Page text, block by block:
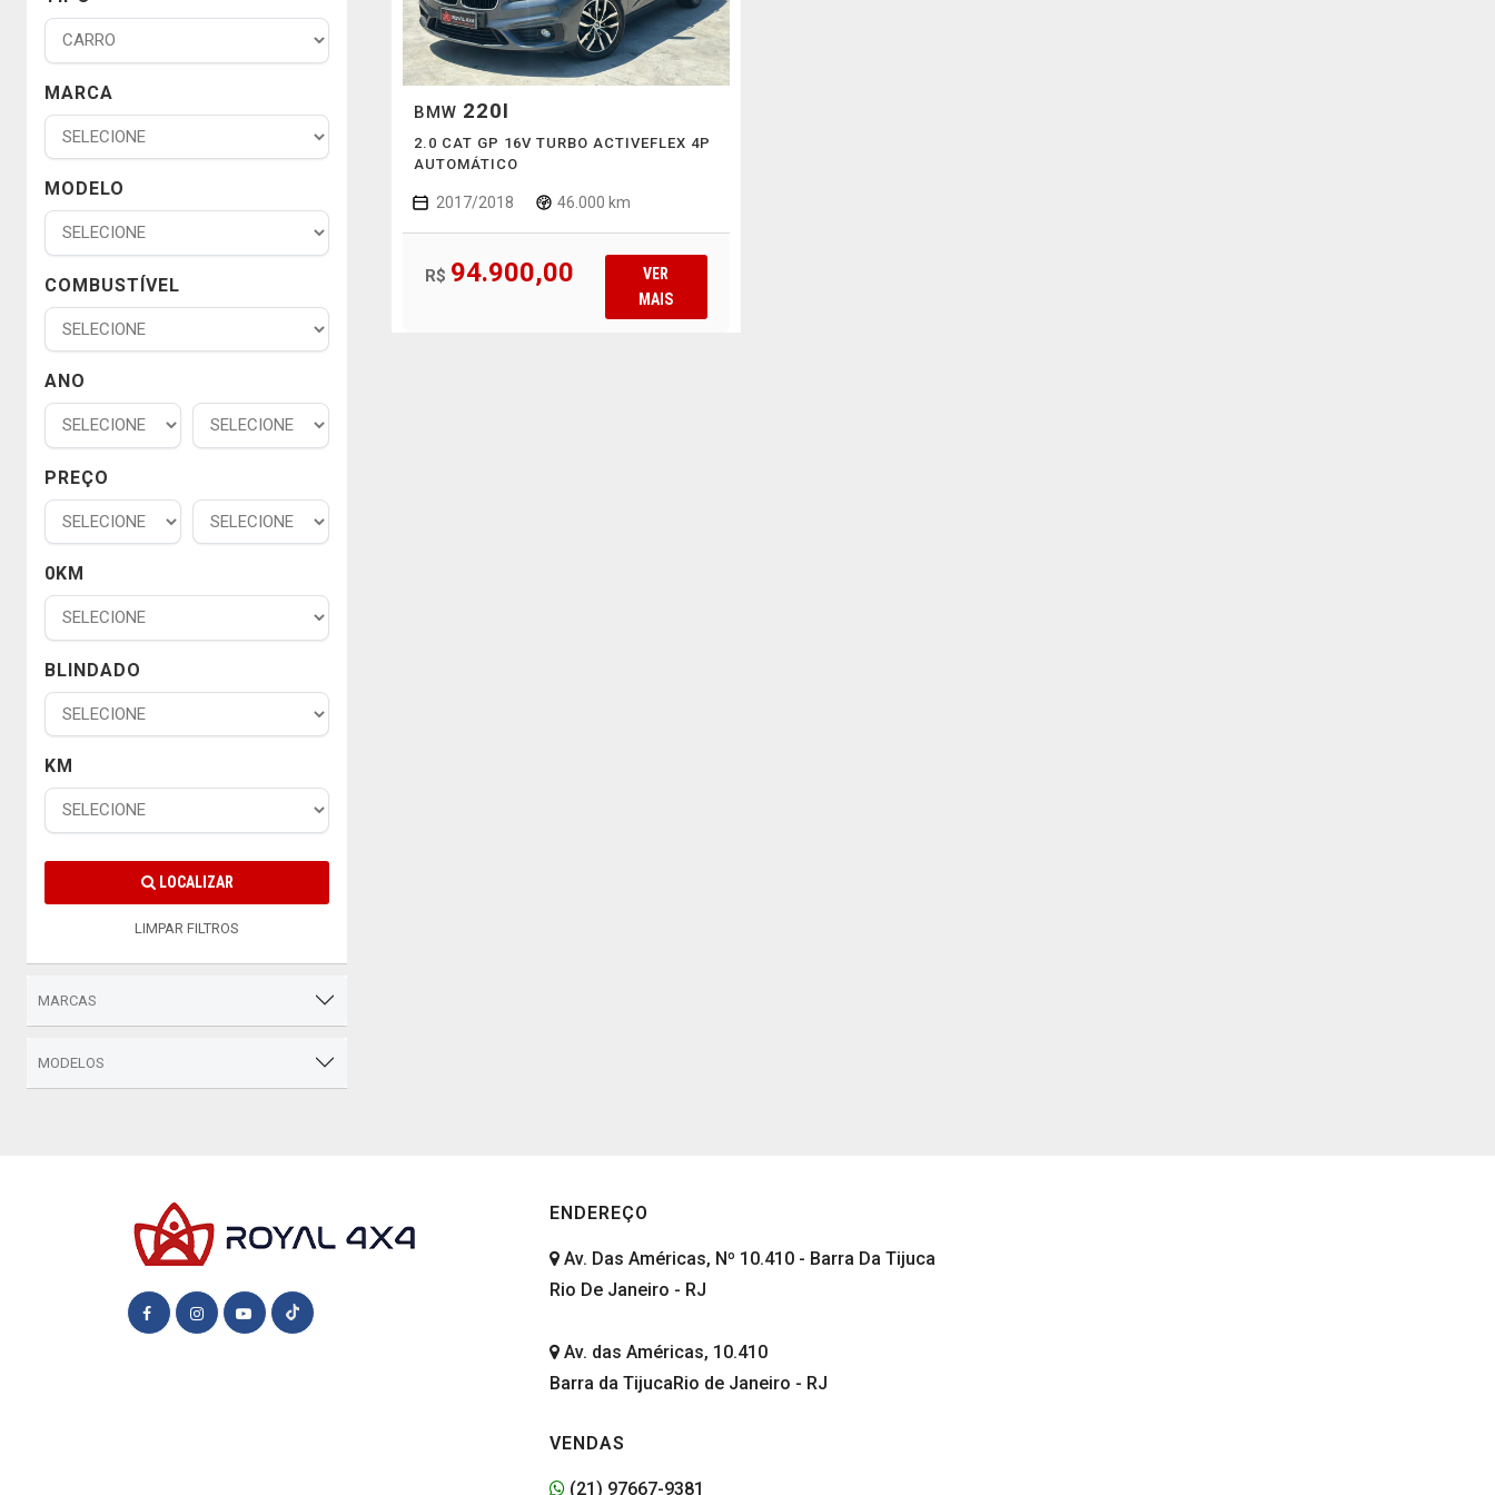
MARCA
MODELO
COMBUSTÍVEL
ANO
PREÇO
0KM
BLINDADO
KM
LOCALIZAR
LIMPAR FILTROS
MARCAS
MODELOS
BMW 220I
2.0 CAT GP 16V TURBO ACTIVEFLEX 4P
AUTOMÁTICO
2017/2018 46.000 km
R$ 94.900,00
VER
MAIS
ENDEREÇO
Av. Das Américas, Nº 10.410 - Barra Da Tijuca
Rio De Janeiro - RJ
Av. das Américas, 10.410
Barra da TijucaRio de Janeiro - RJ
VENDAS
(21) 97667-9381